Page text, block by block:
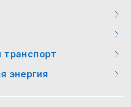
транспорт
энергия